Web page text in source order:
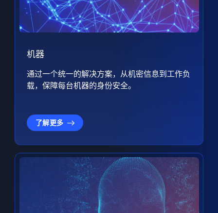
机器
通过一个统一的解决方案，从机密信息到工作负
载，保障每台机器的身份安全。
了解更多